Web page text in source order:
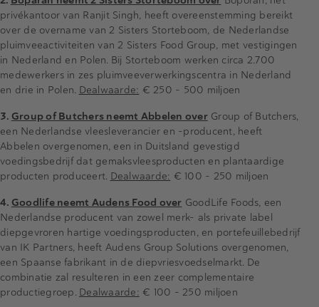
privékantoor van Ranjit Singh, heeft overeenstemming bereikt
over de overname van 2 Sisters Storteboom, de Nederlandse
pluimveeactiviteiten van 2 Sisters Food Group, met vestigingen
in Nederland en Polen. Bij Storteboom werken circa 2.700
medewerkers in zes pluimveeverwerkingscentra in Nederland
en drie in Polen. Dealwaarde: € 250 - 500 miljoen
3. Group of Butchers neemt Abbelen overGroup of Butchers,
een Nederlandse vleesleverancier en -producent, heeft
Abbelen overgenomen, een in Duitsland gevestigd
voedingsbedrijf dat gemaksvleesproducten en plantaardige
producten produceert. Dealwaarde: € 100 - 250 miljoen
4. Goodlife neemt Audens Food over GoodLife Foods, een
Nederlandse producent van zowel merk- als private label
diepgevroren hartige voedingsproducten, en portefeuillebedrijf
van IK Partners, heeft Audens Group Solutions overgenomen,
een Spaanse fabrikant in de diepvriesvoedselmarkt. De
combinatie zal resulteren in een zeer complementaire
productiegroep. Dealwaarde: € 100 - 250 miljoen